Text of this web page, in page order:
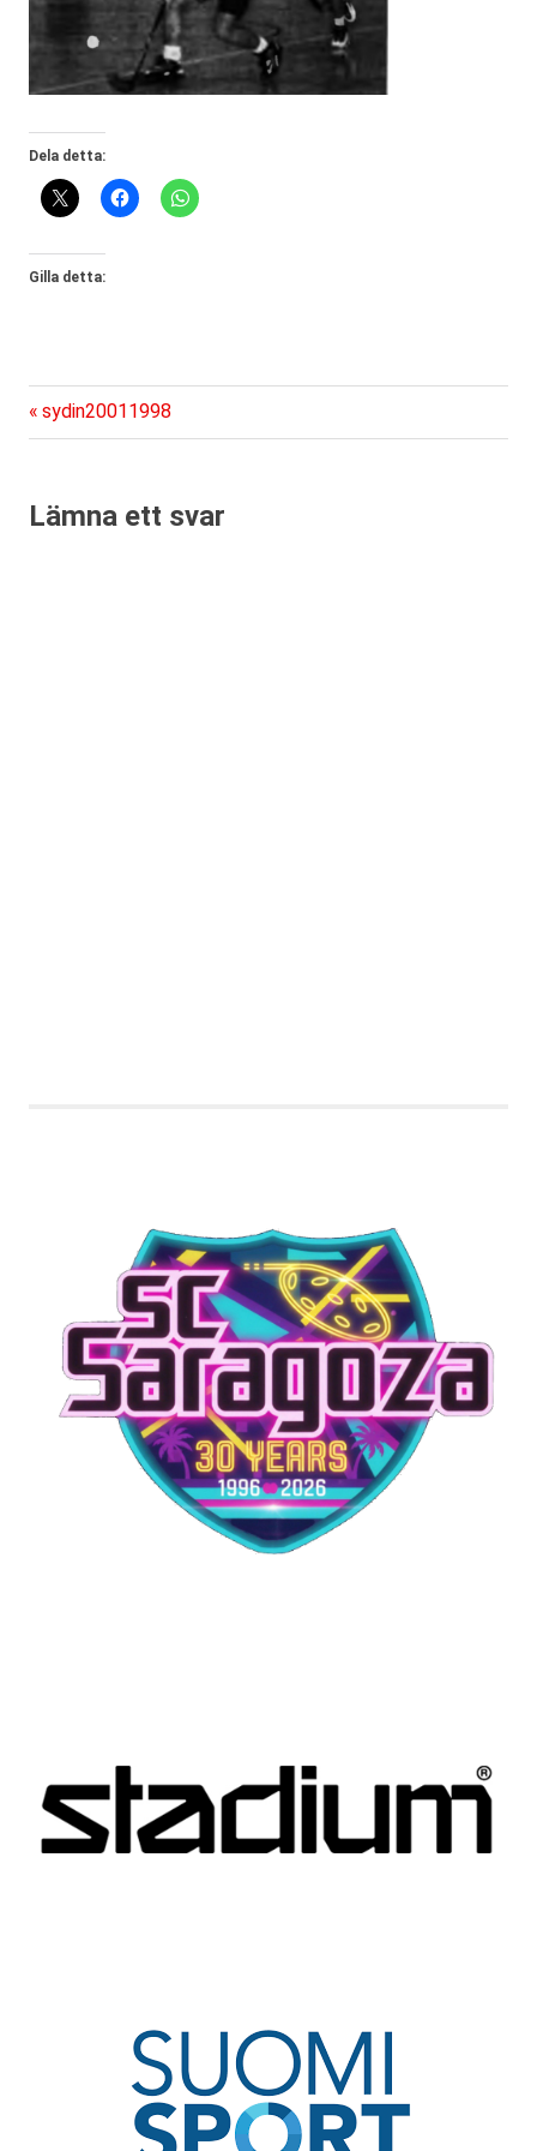
Dela detta:
Gilla detta:
Inläggsnavigering
Föregående
inlägg:
sydin20011998
Lämna ett svar